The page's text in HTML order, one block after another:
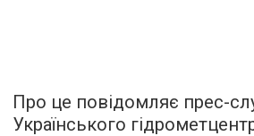
Про це повідомляє прес-
Українського